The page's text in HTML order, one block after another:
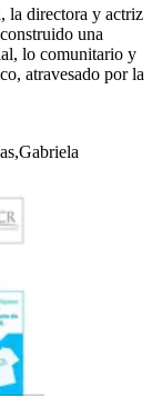
la directora y actriz
una
lo comunitario y
atravesado por la